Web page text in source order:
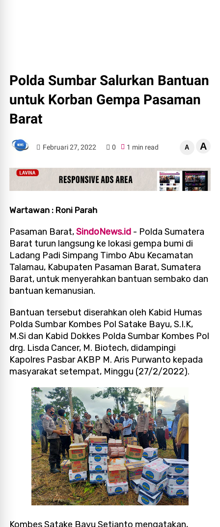
Polda Sumbar Salurkan Bantuan
untuk Korban Gempa Pasaman
Barat
Februari 27, 2022 0 1 min read A A
Wartawan : Roni Parah
Pasaman Barat,SindoNews.id - Polda Sumatera
Barat turun langsung ke lokasi gempa bumi di
Ladang Padi Simpang Timbo Abu Kecamatan
Talamau, Kabupaten Pasaman Barat, Sumatera
Barat, untuk menyerahkan bantuan sembako dan
bantuan kemanusian.
Bantuan tersebut diserahkan oleh Kabid Humas
Polda Sumbar Kombes Pol Satake Bayu, S.I.K,
M.Si dan Kabid Dokkes Polda Sumbar Kombes Pol
drg. Lisda Cancer, M. Biotech, didampingi
Kapolres Pasbar AKBP M. Aris Purwanto kepada
masyarakat setempat, Minggu (27/2/2022).
Kombes Satake Bayu Setianto mengatakan,